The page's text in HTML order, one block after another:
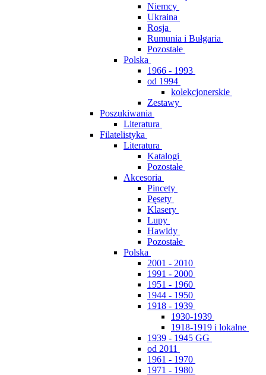
Niemcy
Ukraina
Rosja
Rumunia i Bułgaria
Pozostałe
Polska
1966 - 1993
od 1994
kolekcjonerskie
Zestawy
Poszukiwania
Literatura
Filatelistyka
Literatura
Katalogi
Pozostałe
Akcesoria
Pincety
Pęsety
Klasery
Lupy
Hawidy
Pozostałe
Polska
2001 - 2010
1991 - 2000
1951 - 1960
1944 - 1950
1918 - 1939
1930-1939
1918-1919 i lokalne
1939 - 1945 GG
od 2011
1961 - 1970
1971 - 1980